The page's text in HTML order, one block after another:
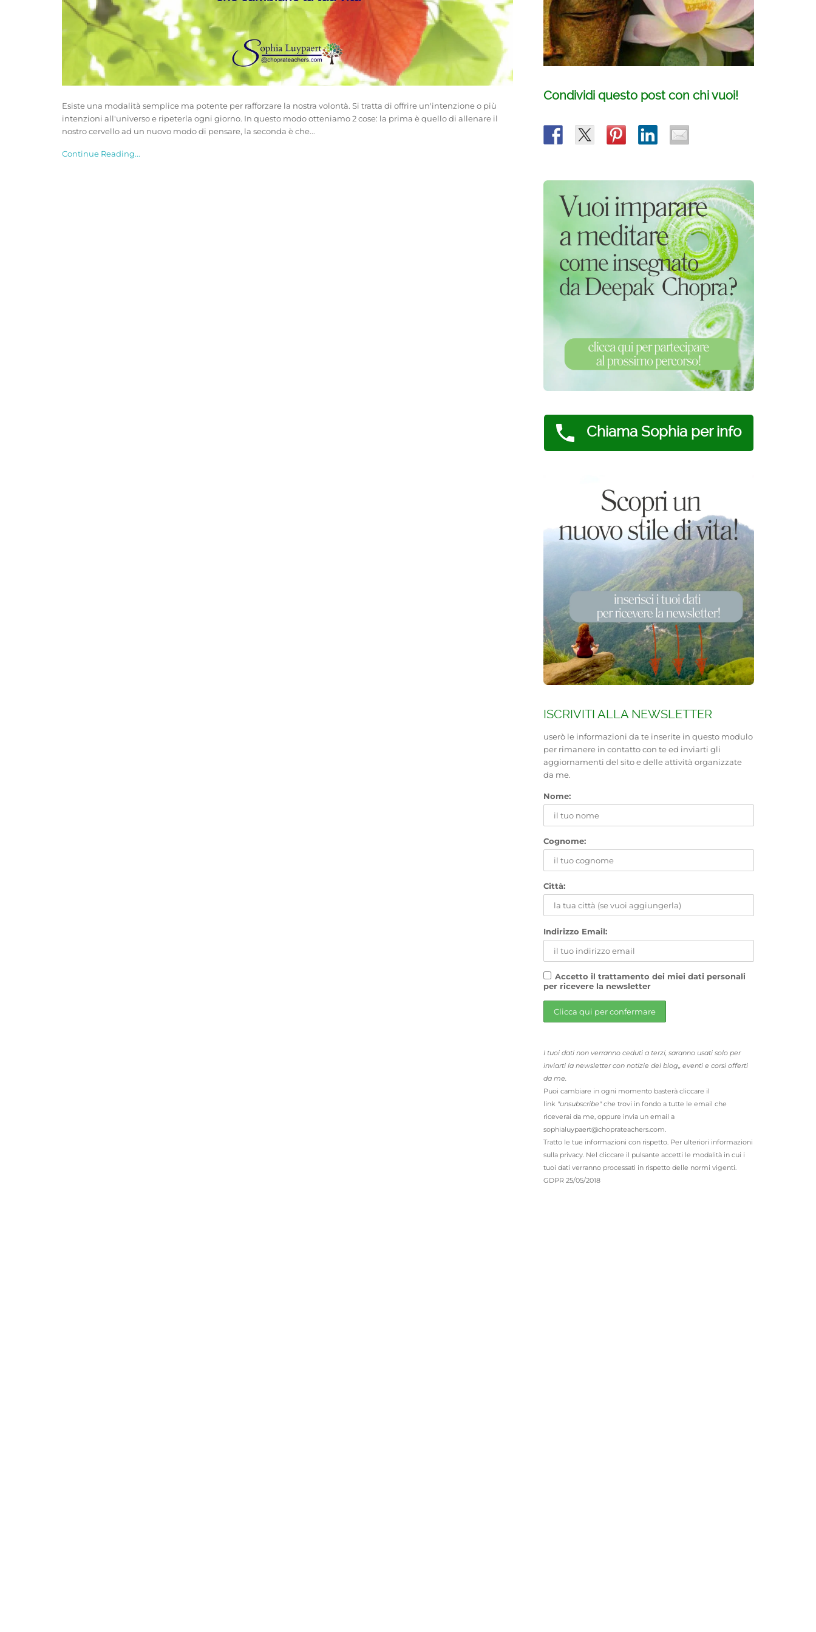
Esiste una modalità semplice ma potente per rafforzare la nostra volontà. Si tratta di offrire un'intenzione o più
intenzioni all'universo e ripeterla ogni giorno. In questo modo otteniamo 2 cose: la prima è quello di allenare il
nostro cervello ad un nuovo modo di pensare, la seconda è che...
Continue Reading...
Condividi questo post con chi vuoi!
Chiama Sophia per info
ISCRIVITI ALLA NEWSLETTER
userò le informazioni da te inserite in questo modulo
per rimanere in contatto con te ed inviarti gli
aggiornamenti del sito e delle attività organizzate
da me.
Nome:
Cognome:
Città:
Indirizzo Email:
Accetto il trattamento dei miei dati personali
per ricevere la newsletter
I tuoi dati non verranno ceduti a terzi, saranno usati solo per
inviarti la newsletter con notizie del blog,, eventi e corsi offerti
da me.
Puoi cambiare in ogni momento basterà cliccare il
link "unsubscribe"che trovi in fondo a tutte le email che
riceverai da me, oppure invia un email a
sophialuypaert@choprateachers.com.
Tratto le tue informazioni con rispetto. Per ulteriori informazioni
sulla privacy. Nel cliccare il pulsante accetti le modalità in cui i
tuoi dati verranno processati in rispetto delle normi vigenti.
GDPR 25/05/2018